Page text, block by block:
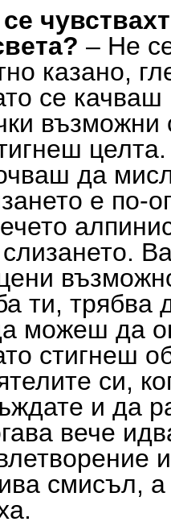
– Не
казано,
се качваш
да
е по-
ти,
можеш да
стигнеш
си,
и да
вече
смисъл, а